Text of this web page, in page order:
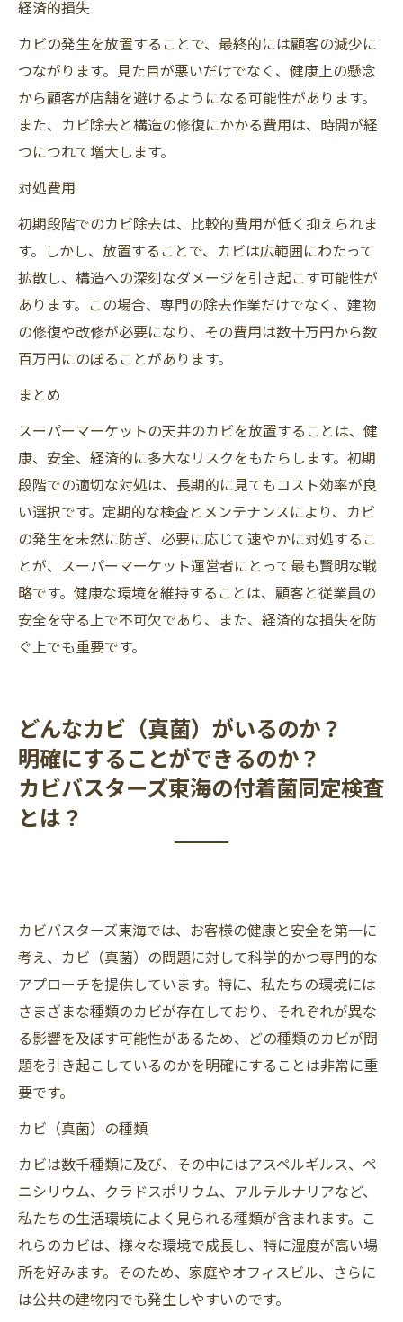
経済的損失
カビの発生を放置することで、最終的には顧客の減少に
つながります。見た目が悪いだけでなく、健康上の懸念
から顧客が店舗を避けるようになる可能性があります。
また、カビ除去と構造の修復にかかる費用は、時間が経
つにつれて増大します。
対処費用
初期段階でのカビ除去は、比較的費用が低く抑えられま
す。しかし、放置することで、カビは広範囲にわたって
拡散し、構造への深刻なダメージを引き起こす可能性が
あります。この場合、専門の除去作業だけでなく、建物
の修復や改修が必要になり、その費用は数十万円から数
百万円にのぼることがあります。
まとめ
スーパーマーケットの天井のカビを放置することは、健
康、安全、経済的に多大なリスクをもたらします。初期
段階での適切な対処は、長期的に見てもコスト効率が良
い選択です。定期的な検査とメンテナンスにより、カビ
の発生を未然に防ぎ、必要に応じて速やかに対処するこ
とが、スーパーマーケット運営者にとって最も賢明な戦
略です。健康な環境を維持することは、顧客と従業員の
安全を守る上で不可欠であり、また、経済的な損失を防
ぐ上でも重要です。
どんなカビ（真菌）がいるのか？
明確にすることができるのか？
カビバスターズ東海の付着菌同定検査
とは？
カビバスターズ東海では、お客様の健康と安全を第一に
考え、カビ（真菌）の問題に対して科学的かつ専門的な
アプローチを提供しています。特に、私たちの環境には
さまざまな種類のカビが存在しており、それぞれが異な
る影響を及ぼす可能性があるため、どの種類のカビが問
題を引き起こしているのかを明確にすることは非常に重
要です。
カビ（真菌）の種類
カビは数千種類に及び、その中にはアスペルギルス、ペ
ニシリウム、クラドスポリウム、アルテルナリアなど、
私たちの生活環境によく見られる種類が含まれます。こ
れらのカビは、様々な環境で成長し、特に湿度が高い場
所を好みます。そのため、家庭やオフィスビル、さらに
は公共の建物内でも発生しやすいのです。